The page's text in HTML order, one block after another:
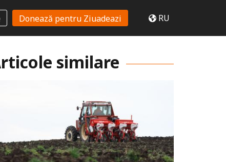
Donează pentru Ziuadeazi RU
similare